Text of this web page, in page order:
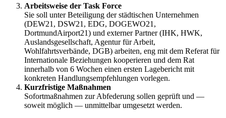
Arbeitsweise der Task Force
Sie soll unter Beteiligung der städtischen Unternehmen
(DEW21, DSW21, EDG, DOGEWO21,
DortmundAirport21) und externer Partner (IHK, HWK,
Auslandsgesellschaft, Agentur für Arbeit,
Wohlfahrtsverbände, DGB) arbeiten, eng mit dem Referat für
Internationale Beziehungen kooperieren und dem Rat
innerhalb von 6 Wochen einen ersten Lagebericht mit
konkreten Handlungsempfehlungen vorlegen.
Kurzfristige Maßnahmen
Sofortmaßnahmen zur Abfederung sollen geprüft und —
soweit möglich — unmittelbar umgesetzt werden.